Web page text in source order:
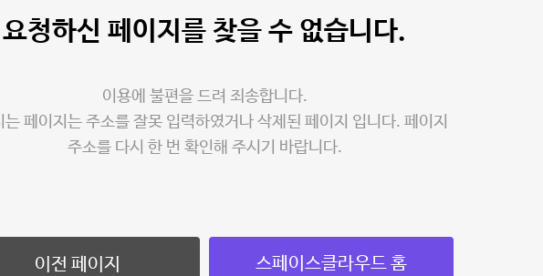
요청하신 페이지를 찾을 수 없습니다.
이용에 불편을 드려 죄송합니다.
는 페이지는 주소를 잘못 입력하였거나 삭제된 페이지 입니다. 페이지
주소를 다시 한 번 확인해 주시기 바랍니다.
이전 페이지 스페이스클라우드 홈